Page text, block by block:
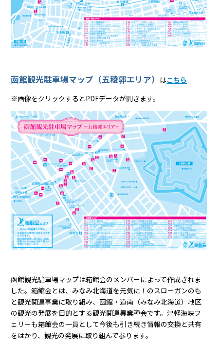
函館観光駐車場マップ（五稜郭エリア） はこちら
※画像をクリックするとPDFデータが開きます。
函館観光駐車場マップは箱館会のメンバーによって作成されま
した。箱館会とは、みなみ北海道を元気に！のスローガンのも
と観光関連事業に取り組み、函館・道南（みなみ北海道）地区
の観光の発展を目的とする観光関連異業種会です。津軽海峡フ
ェリーも箱館会の一員として今後も引き続き情報の交換と共有
をはかり、観光の発展に取り組んで参ります。